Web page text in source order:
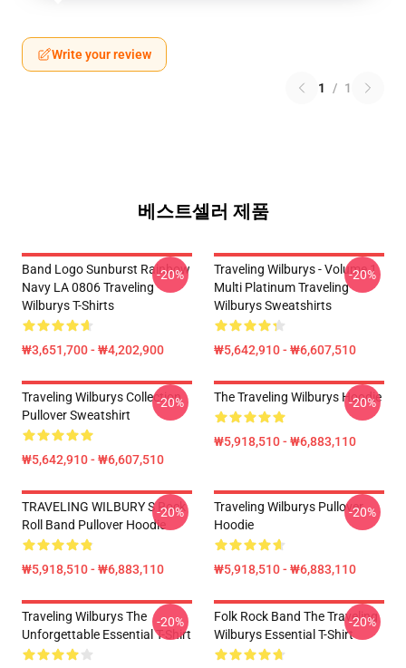
Write your review
1 / 1
베스트셀러 제품
Band Logo Sunburst Rainbow
Navy LA 0806 Traveling
Wilburys T-Shirts
₩3,651,700 - ₩4,202,900
-20%
Traveling Wilburys - Volume 1
Multi Platinum Traveling
Wilburys Sweatshirts
₩5,642,910 - ₩6,607,510
-20%
Traveling Wilburys Collection
Pullover Sweatshirt
₩5,642,910 - ₩6,607,510
-20% The Traveling Wilburys Hoodie
₩5,918,510 - ₩6,883,110
-20%
TRAVELING WILBURY S Rock
Roll Band Pullover Hoodie
₩5,918,510 - ₩6,883,110
-20%
Traveling Wilburys Pullover
Hoodie
₩5,918,510 - ₩6,883,110
-20%
Traveling Wilburys The
Unforgettable Essential T-Shirt
-20%
Folk Rock Band The Traveling
Wilburys Essential T-Shirt
-20%